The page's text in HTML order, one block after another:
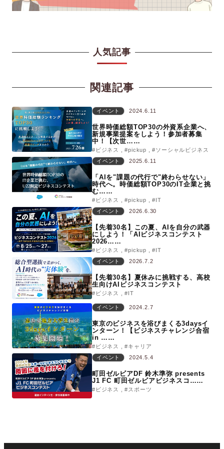
人気記事
関連記事
イベント 2024.6.11
世界時価総額TOP30の外資系企業へ、
新規事業提案をしよう！参加者募集
中！【次世……
#ビジネス #pickup
#ソーシャルビジネス
イベント
2025.6.11
「AIを"課題の代行で"終わらせない」
時代へ。時価総額TOP30のIT企業と挑
む……
#ビジネス #pickup
#IT
イベント
2026.6.30
【先着30名】この夏、AIを自分の武器
にしよう！「AIビジネスコンテスト
2026……
#ビジネス #pickup
#IT
イベント
2026.7.2
【先着30名】夏休みに挑戦する、高校
生向けAIビジネスコンテスト
#ビジネス #IT
イベント 2024.2.7
東京のビジネスを浴びまくる3daysイ
ンターン！【ビジネスチャレンジ合宿
in ……
#ビジネス
#キャリア
イベント
2024.5.4
町田ゼルビアDF 鈴木準弥 presents
J1 FC 町田ゼルビアビジネスコ……
#ビジネス #スポーツ